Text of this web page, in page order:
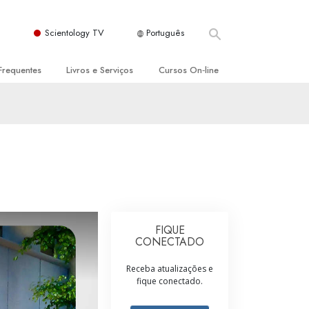
Scientology TV Português
Livros e Serviços
Introdutórios
Cursos On‑line
Ajudas para Doenças e Ferimentos
Integridade e Honestidade
Casamento
A Escala de Tom Emocional
FIQUE
CONECTADO
Receba atualizações e
fique conectado.